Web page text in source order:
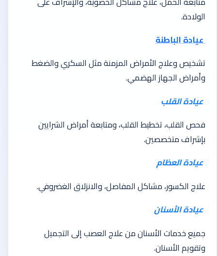
الولادة.
عيادة الباطنة
تشخيص وعلاج الأمراض المزمنة مثل السكري والضغط
وأمراض الجهاز الهضمي.
عيادة القلب
فحص القلب، تخطيط القلب، ومتابعة أمراض الشرايين
بإشراف متخصصين.
عيادة العظام
علاج الكسور، مشاكل المفاصل، والانزلاق الغضروفي.
عيادة الأسنان
جميع خدمات الأسنان من علاج العصب إلى التجميل
وتقويم الأسنان.